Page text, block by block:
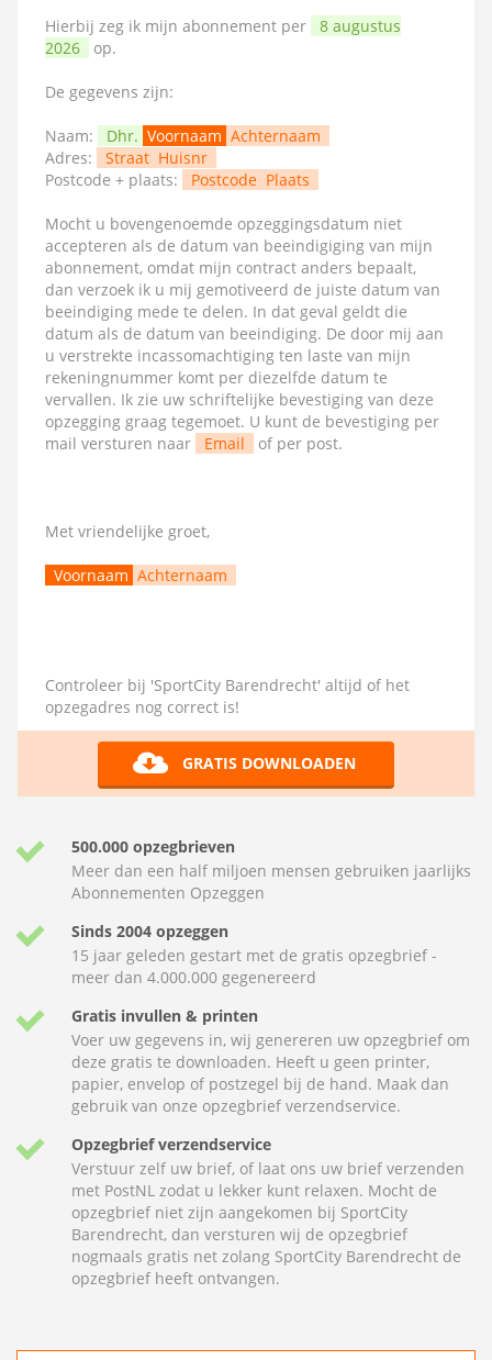
Hierbij zeg ik mijn abonnement per
8 augustus
2026
op.
De gegevens zijn:
Naam: Dhr. Voornaam Achternaam
Adres:
Straat Huisnr
Postcode + plaats:
Postcode Plaats
Mocht u bovengenoemde opzeggingsdatum niet
accepteren als de datum van beeindigiging van mijn
abonnement, omdat mijn contract anders bepaalt,
dan verzoek ik u mij gemotiveerd de juiste datum van
beeindiging mede te delen. In dat geval geldt die
datum als de datum van beeindiging. De door mij aan
u verstrekte incassomachtiging ten laste van mijn
rekeningnummer komt per diezelfde datum te
vervallen. Ik zie uw schriftelijke bevestiging van deze
opzegging graag tegemoet. U kunt de bevestiging per
mail versturen naar
Email of per post.
Met vriendelijke groet,
Voornaam Achternaam
Controleer bij 'SportCity Barendrecht' altijd of het
opzegadres nog correct is!
GRATIS DOWNLOADEN
500.000 opzegbrieven
Meer dan een half miljoen mensen gebruiken jaarlijks
Abonnementen Opzeggen
Sinds 2004 opzeggen
15 jaar geleden gestart met de gratis opzegbrief -
meer dan 4.000.000 gegenereerd
Gratis invullen & printen
Voer uw gegevens in, wij genereren uw opzegbrief om
deze gratis te downloaden. Heeft u geen printer,
papier, envelop of postzegel bij de hand. Maak dan
gebruik van onze opzegbrief verzendservice.
Opzegbrief verzendservice
Verstuur zelf uw brief, of laat ons uw brief verzenden
met PostNL zodat u lekker kunt relaxen. Mocht de
opzegbrief niet zijn aangekomen bij SportCity
Barendrecht, dan versturen wij de opzegbrief
nogmaals gratis net zolang SportCity Barendrecht de
opzegbrief heeft ontvangen.